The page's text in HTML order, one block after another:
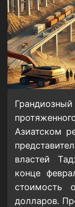
Грандиозный
Азиатском
властей
конце
стоимость
долларов.